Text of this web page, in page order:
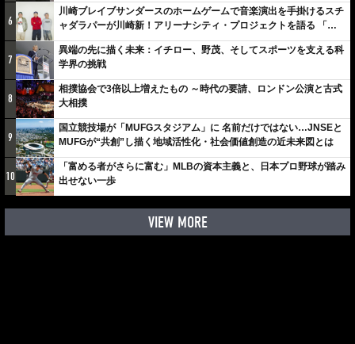
6
川崎ブレイブサンダースのホームゲームで音楽演出を手掛けるスチ
ャダラパーが川崎新！アリーナシティ・プロジェクトを語る 「楽
しみでしかないでしょ。川崎は、ずっと成長曲線だから」
7
異端の先に描く未来：イチロー、野茂、そしてスポーツを支える科
学界の挑戦
8
相撲協会で3倍以上増えたもの ～時代の要請、ロンドン公演と古式
大相撲
9
国立競技場が「MUFGスタジアム」に 名前だけではない…JNSEと
MUFGが“共創”し描く地域活性化・社会価値創造の近未来図とは
10
「富める者がさらに富む」MLBの資本主義と、日本プロ野球が踏み
出せない一歩
VIEW MORE